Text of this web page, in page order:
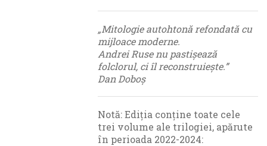
„Mitologie autohtonă refondată cu
mijloace moderne.
Andrei Ruse nu pastișează
folclorul, ci îl reconstruiește.”
Dan Doboș
Notă: Ediția conține toate cele
trei volume ale trilogiei, apărute
în perioada 2022-2024: